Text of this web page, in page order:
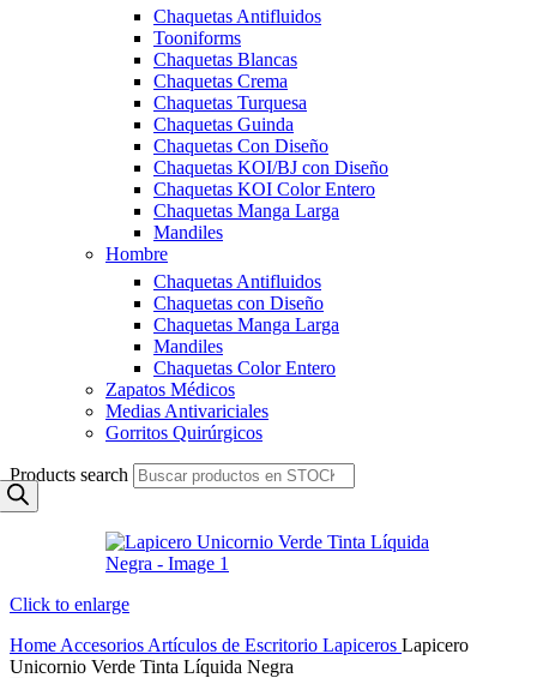
Chaquetas Antifluidos
Tooniforms
Chaquetas Blancas
Chaquetas Crema
Chaquetas Turquesa
Chaquetas Guinda
Chaquetas Con Diseño
Chaquetas KOI/BJ con Diseño
Chaquetas KOI Color Entero
Chaquetas Manga Larga
Mandiles
Hombre
Chaquetas Antifluidos
Chaquetas con Diseño
Chaquetas Manga Larga
Mandiles
Chaquetas Color Entero
Zapatos Médicos
Medias Antivariciales
Gorritos Quirúrgicos
Products search
Click to enlarge
Home Accesorios Artículos de Escritorio Lapiceros Lapicero
Unicornio Verde Tinta Líquida Negra